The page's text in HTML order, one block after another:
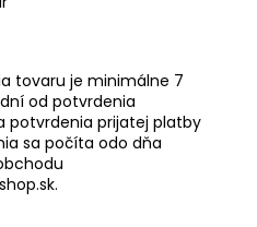
tovaru je minimálne 7
od potvrdenia
potvrdenia prijatej platby
sa počíta odo dňa